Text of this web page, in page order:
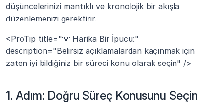
düşüncelerinizi mantıklı ve kronolojik bir akışla
düzenlemenizi gerektirir.
<ProTip title="💡 Harika Bir İpucu:"
description="Belirsiz açıklamalardan kaçınmak için
zaten iyi bildiğiniz bir süreci konu olarak seçin" />
1. Adım: Doğru Süreç Konusunu Seçin